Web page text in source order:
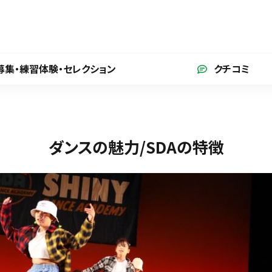
集・練習体験・セレクション クチコミ
ダンスの魅力/SDAの特徴